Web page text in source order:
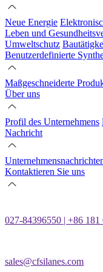
Neue Energie
Leben und
Umweltschutz
Benutzerdefinierte
Maßgeschneiderte
Über uns
Profil des Unternehmens
Nachricht
Kontaktieren Sie uns
027-84396550 | +86 181
sales@cfsilanes.com